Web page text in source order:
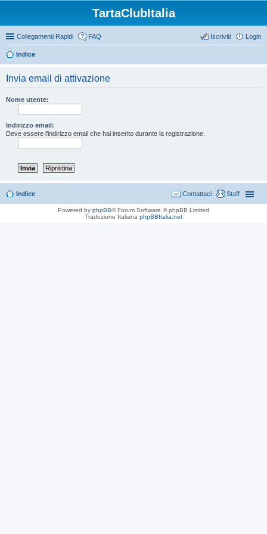
TartaClubItalia
Collegamenti Rapidi FAQ Login
Iscriviti
Indice
Invia email di attivazione
Nome utente:
Indirizzo email:
Deve essere l’indirizzo email che hai inserito durante la registrazione.
Indice Staff
Contattaci
Powered by phpBB® Forum Software © phpBB Limited
Traduzione Italiana phpBBItalia.net